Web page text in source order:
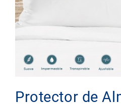
Protector de